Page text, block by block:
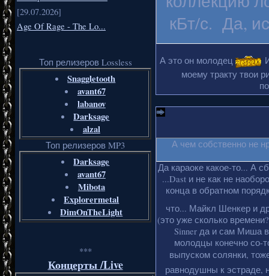
[29.07.2026]
Age Of Rage - The Lo...
Топ релизеров Lossless
Snaggletooth
avant67
labanov
Darksage
alzal
Топ релизеров MP3
Darksage
avant67
Mibota
Explorermetal
DimOnTheLight
***
Концерты /Live
кБт/с. Да,
А это он молодец
моему тракту твои
А чем собственно не
Да караоке какое-то... А
...Dast и не как не
конца в обратном
что... Майкл Шенкер и
(это уже сколько
Sinner да и сам Миша
молодцы конечно со-
выпуском солянки,
равнодушны к эстраде,